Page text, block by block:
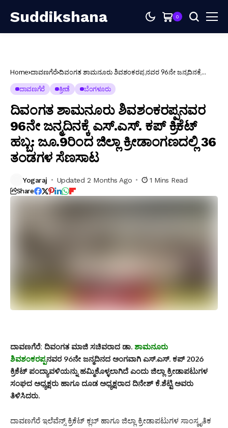
Suddikshana 0
Home ದಾವಣಗೆರೆ ದಿವಂಗತ ಶಾಮನೂರು ಶಿವಶಂಕರಪ್ಪನವರ 96ನೇ ಜನ್ಮದಿನಕ್ಕೆ
ತಂಡಗಳ ಸೆಣಸಾಟ
ದಾವಣಗೆರೆ ಕ್ರೀಡೆ ಬೆಂಗಳೂರು
ದಿವಂಗತ ಶಾಮನೂರು ಶಿವಶಂಕರಪ್ಪನವರ
96ನೇ ಜನ್ಮದಿನಕ್ಕೆ ಎಸ್.ಎಸ್. ಕಪ್ ಕ್ರಿಕೆಟ್
ಹಬ್ಬ: ಜೂ.9ರಿಂದ ಜಿಲ್ಲಾ ಕ್ರೀಡಾಂಗಣದಲ್ಲಿ 36
ತಂಡಗಳ ಸೆಣಸಾಟ
Yogaraj Updated 2 Months Ago 1 Mins Read
Share
ದಾವಣಗೆರೆ: ದಿವಂಗತ ಮಾಜಿ ಸಚಿವರಾದ ಡಾ. ಶಾಮನೂರು
ಶಿವಶಂಕರಪ್ಪನವರ 96ನೇ ಜನ್ಮದಿನದ ಅಂಗವಾಗಿ ಎಸ್.ಎಸ್. ಕಪ್ 2026
ಕ್ರಿಕೆಟ್ ಪಂದ್ಯಾವಳಿಯನ್ನು ಹಮ್ಮಿಕೊಳ್ಳಲಾಗಿದೆ ಎಂದು ಜಿಲ್ಲಾ ಕ್ರೀಡಾಪಟುಗಳ
ಸಂಘದ ಅಧ್ಯಕ್ಷರು ಹಾಗೂ ದೂಡ ಅಧ್ಯಕ್ಷರಾದ ದಿನೇಶ್ ಕೆ.ಶೆಟ್ಟಿ ಅವರು
ತಿಳಿಸಿದರು.
ದಾವಣಗೆರೆ ಇಲೆವೆನ್ಸ್ ಕ್ರಿಕೆಟ್ ಕ್ಲಬ್ ಹಾಗೂ ಜಿಲ್ಲಾ ಕ್ರೀಡಾಪಟುಗಳ ಸಾಂಸ್ಕೃತಿಕ